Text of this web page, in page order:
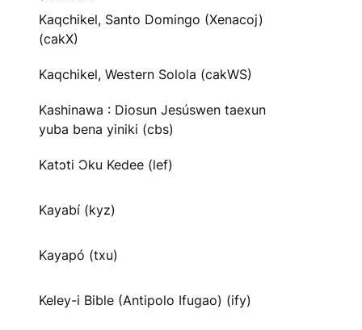
Kaqchikel, Santo Domingo (Xenacoj)
(cakX)
Kaqchikel, Western Solola (cakWS)
Kashinawa : Diosun Jesúswen taexun
yuba bena yiniki (cbs)
Katɔti Ɔku Kedee (lef)
Kayabí (kyz)
Kayapó (txu)
Keley-i Bible (Antipolo Ifugao) (ify)